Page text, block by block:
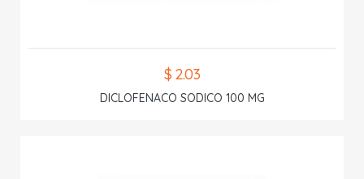
$ 2.03
DICLOFENACO SODICO 100 MG